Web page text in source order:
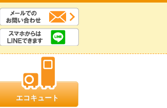
エコキュート